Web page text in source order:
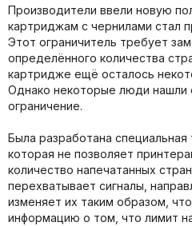
Производители ввели новую
картриджам с чернилами стал
Этот ограничитель требует
определённого количества
картридже ещё осталось
Однако некоторые люди нашли
ограничение.
Была разработана специальная
которая не позволяет
количество напечатанных
перехватывает сигналы,
изменяет их таким образом,
информацию о том, что лимит